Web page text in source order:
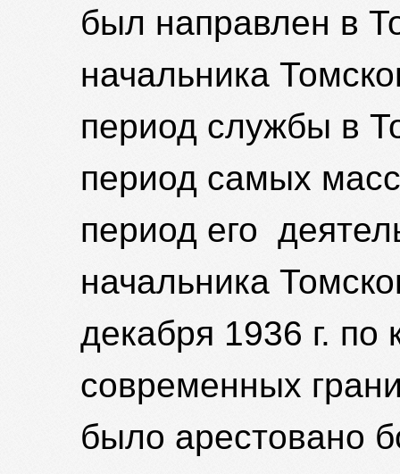
был направлен в
начальника
период службы в
период самых
период его
начальника
декабря 1936 г. по
современных
было арестовано